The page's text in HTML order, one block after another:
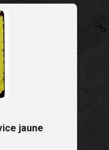
jaune